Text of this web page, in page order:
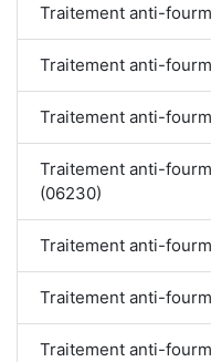
Traitement anti-
Traitement anti-
Traitement anti-
Traitement anti-
(06230)
Traitement anti-
Traitement anti-
Traitement anti-